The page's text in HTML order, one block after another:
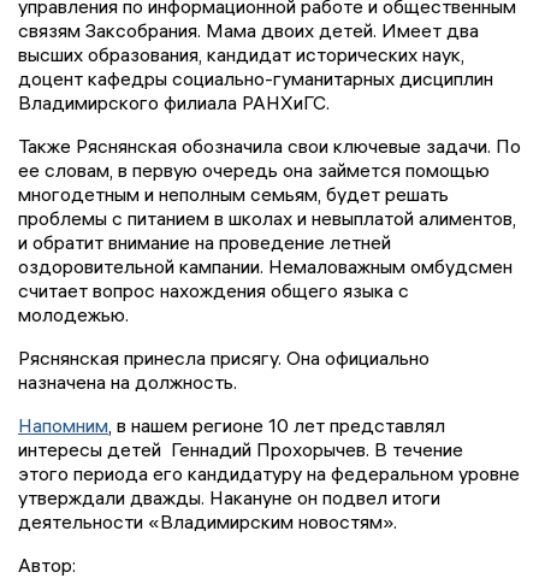
управления по информационной работе и общественным
связям Заксобрания. Мама двоих детей. Имеет два
высших образования, кандидат исторических наук,
доцент кафедры социально-гуманитарных дисциплин
Владимирского филиала РАНХиГС.
Также Ряснянская обозначила свои ключевые задачи. По
ее словам, в первую очередь она займется помощью
многодетным и неполным семьям, будет решать
проблемы с питанием в школах и невыплатой алиментов,
и обратит внимание на проведение летней
оздоровительной кампании. Немаловажным омбудсмен
считает вопрос нахождения общего языка с
молодежью.
Ряснянская принесла присягу. Она официально
назначена на должность.
Напомним , в нашем регионе 10 лет представлял
интересы детей Геннадий Прохорычев. В течение
этого периода его кандидатуру на федеральном уровне
утверждали дважды. Накануне он подвел итоги
деятельности «Владимирским новостям».
Автор: